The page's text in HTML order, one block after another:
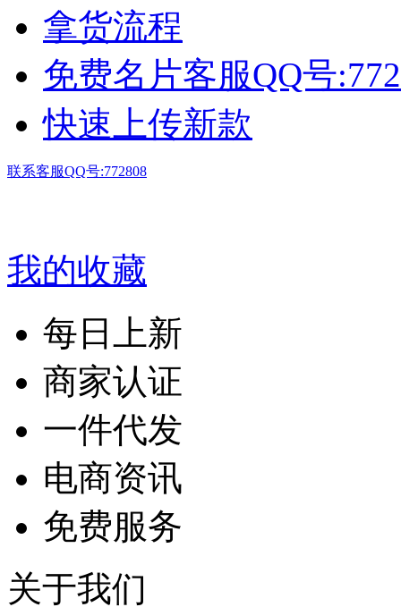
拿货流程
免费名片客服QQ号
快速上传新款
联系客服QQ号:772808
我的收藏
每日上新
商家认证
一件代发
电商资讯
免费服务
关于我们